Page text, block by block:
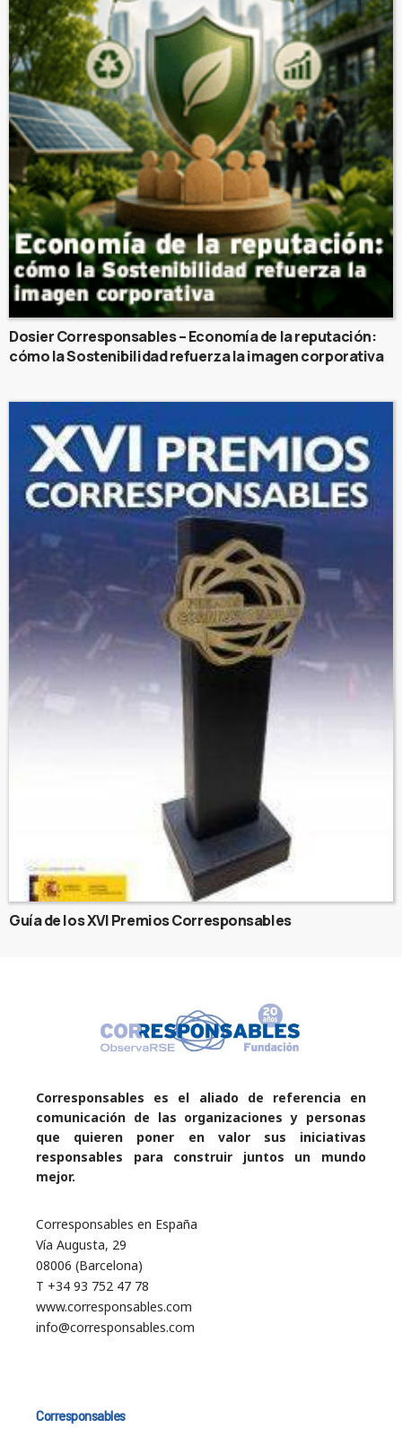
Dosier Corresponsables – Economía de la reputación:
cómo la Sostenibilidad refuerza la imagen corporativa
Guía de los XVI Premios Corresponsables
Corresponsables es el aliado de referencia en
comunicación de las organizaciones y personas
que quieren poner en valor sus iniciativas
responsables para construir juntos un mundo
mejor.
Corresponsables en España
Vía Augusta, 29
08006 (Barcelona)
T +34 93 752 47 78
www.corresponsables.com
info@corresponsables.com
Corresponsables